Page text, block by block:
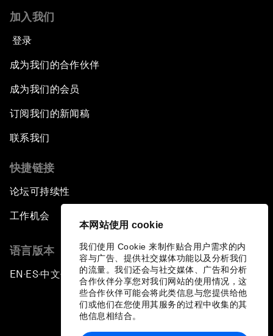
本网站使用 cookie
我们使用 Cookie 来制作贴合用户需求的内
容与广告、提供社交媒体功能以及分析我们
的流量。我们还会与社交媒体、广告和分析
合作伙伴分享您对我们网站的使用情况，这
些合作伙伴可能会将此类信息与您提供给他
们或他们在您使用其服务的过程中收集的其
他信息相结合。
加入我们
登录
成为我们的合作伙伴
成为我们的会员
订阅我们的新闻稿
联系我们
快捷链接
论坛可持续性
工作机会
语言版本
EN ▪ES▪中文▪ 日本語